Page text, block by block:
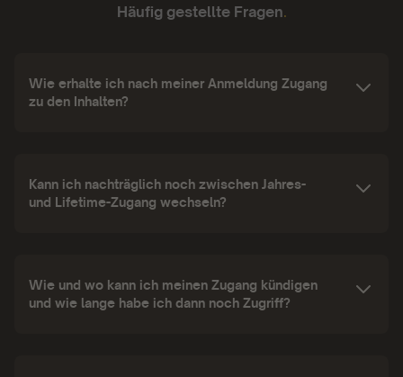
Häufig gestellte Fragen.
Wie erhalte ich nach meiner Anmeldung Zugang
zu den Inhalten?
Kann ich nachträglich noch zwischen Jahres-
und Lifetime-Zugang wechseln?
Wie und wo kann ich meinen Zugang kündigen
und wie lange habe ich dann noch Zugriff?